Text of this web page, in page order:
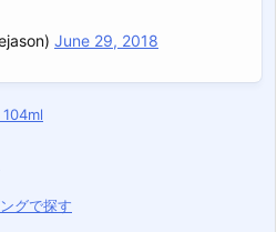
June 29, 2018
グで探す